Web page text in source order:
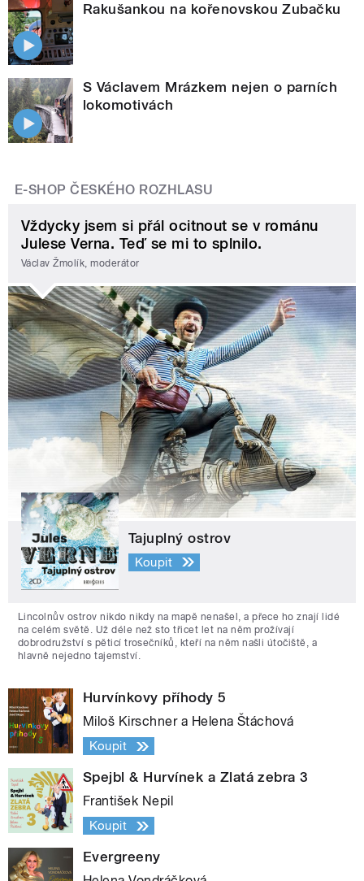
Rakušankou na kořenovskou Zubačku
S Václavem Mrázkem nejen o parních
lokomotivách
E-SHOP ČESKÉHO ROZHLASU
Vždycky jsem si přál ocitnout se v románu
Julese Verna. Teď se mi to splnilo.
Václav Žmolík, moderátor
Tajuplný ostrov
Koupit
Lincolnův ostrov nikdo nikdy na mapě nenašel, a přece ho znají lidé
na celém světě. Už déle než sto třicet let na něm prožívají
dobrodružství s pěticí trosečníků, kteří na něm našli útočiště, a
hlavně nejedno tajemství.
Hurvínkovy příhody 5
Miloš Kirschner a Helena Štáchová
Koupit
Spejbl & Hurvínek a Zlatá zebra 3
František Nepil
Koupit
Evergreeny